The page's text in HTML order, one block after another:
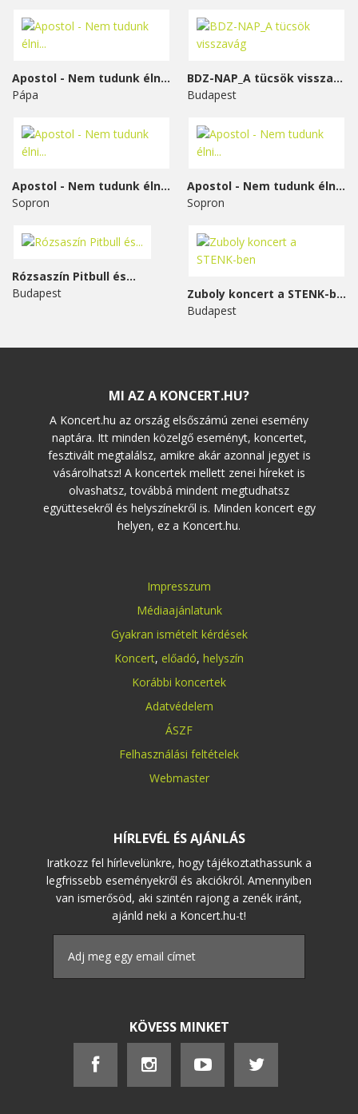
Apostol - Nem tudunk élni...
Pápa
BDZ-NAP_A tücsök visszavág
Budapest
Apostol - Nem tudunk élni...
Sopron
Apostol - Nem tudunk élni...
Sopron
Rózsaszín Pitbull és...
Budapest
Zuboly koncert a STENK-ben
Budapest
MI AZ A KONCERT.HU?
A Koncert.hu az ország elsőszámú zenei esemény
naptára. Itt minden közelgő eseményt, koncertet,
fesztivált megtalálsz, amikre akár azonnal jegyet is
vásárolhatsz! A koncertek mellett zenei híreket is
olvashatsz, továbbá mindent megtudhatsz
együttesekről és helyszínekről is. Minden koncert egy
helyen, ez a Koncert.hu.
Impresszum
Médiaajánlatunk
Gyakran ismételt kérdések
Koncert, előadó, helyszín
Korábbi koncertek
Adatvédelem
ÁSZF
Felhasználási feltételek
Webmaster
HÍRLEVÉL ÉS AJÁNLÁS
Iratkozz fel hírlevelünkre, hogy tájékoztathassunk a
legfrissebb eseményekről és akciókról. Amennyiben
van ismerősöd, aki szintén rajong a zenék iránt,
ajánld neki a Koncert.hu-t!
KÖVESS MINKET